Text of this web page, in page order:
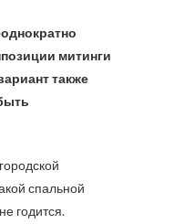
митинги
также
спальной
годится.